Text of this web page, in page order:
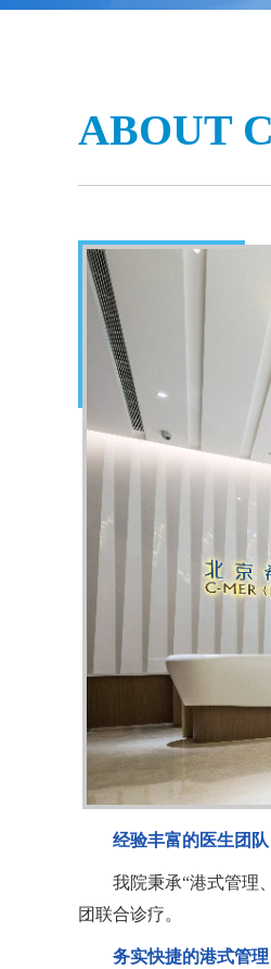
ABOUT
经验丰富的医生团队
我院秉承“港式管理
团联合诊疗。
务实快捷的港式管理